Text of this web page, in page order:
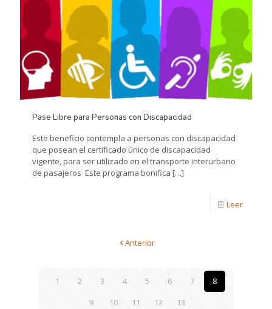
Pase Libre para Personas con Discapacidad
Este beneficio contempla a personas con discapacidad
que posean el certificado único de discapacidad
vigente, para ser utilizado en el transporte interurbano
de pasajeros Este programa bonifica […]
Leer
Anterior
1 2 3 4 5 6 7
8
9
10 11 12 13